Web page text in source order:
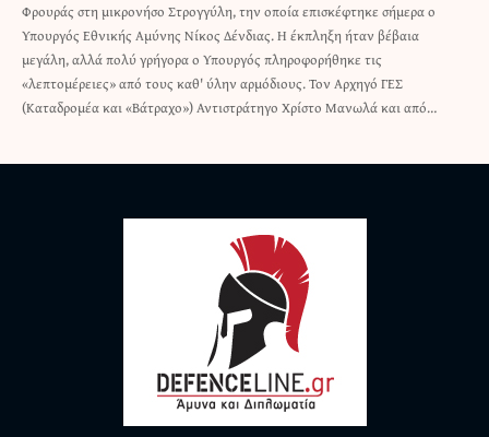
Φρουράς στη μικρονήσο Στρογγύλη, την οποία επισκέφτηκε σήμερα ο
Υπουργός Εθνικής Αμύνης Νίκος Δένδιας. Η έκπληξη ήταν βέβαια
μεγάλη, αλλά πολύ γρήγορα ο Υπουργός πληροφορήθηκε τις
«λεπτομέρειες» από τους καθ' ύλην αρμόδιους. Τον Αρχηγό ΓΕΣ
(Καταδρομέα και «Βάτραχο») Αντιστράτηγο Χρίστο Μανωλά και από…